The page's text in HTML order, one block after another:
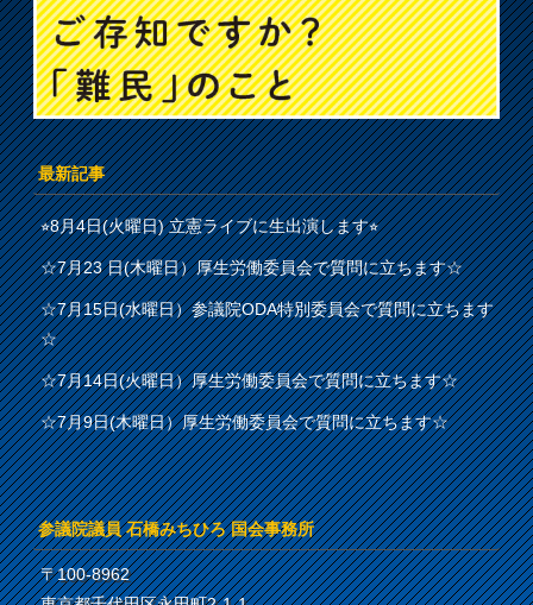
最新記事
⭐︎8月4日(火曜日) 立憲ライブに生出演します⭐︎
☆7月23 日(木曜日）厚生労働委員会で質問に立ちます☆
☆7月15日(水曜日）参議院ODA特別委員会で質問に立ちます
☆
☆7月14日(火曜日）厚生労働委員会で質問に立ちます☆
☆7月9日(木曜日）厚生労働委員会で質問に立ちます☆
参議院議員 石橋みちひろ 国会事務所
〒100-8962